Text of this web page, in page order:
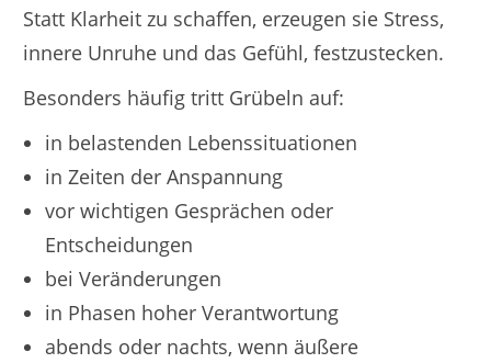
Statt Klarheit zu schaffen, erzeugen sie Stress,
innere Unruhe und das Gefühl, festzustecken.
Besonders häufig tritt Grübeln auf:
in belastenden Lebenssituationen
in Zeiten der Anspannung
vor wichtigen Gesprächen oder
Entscheidungen
bei Veränderungen
in Phasen hoher Verantwortung
abends oder nachts, wenn äußere